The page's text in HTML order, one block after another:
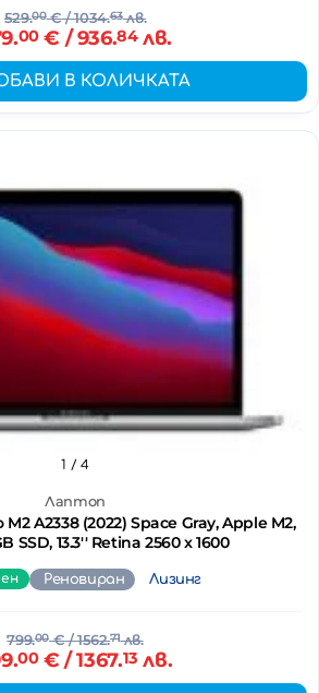
529.00€/ 1034.63лв.
00€ / 936.84лв.
В КОЛИЧКАТА
Лаптоп
A2338 (2022) Space Gray, Apple M2,
SSD, 13.3'' Retina 2560 x 1600
1 / 4
Реновиран Лизинг
799.00€/ 1562.71лв.
00€ / 1367.13 лв.